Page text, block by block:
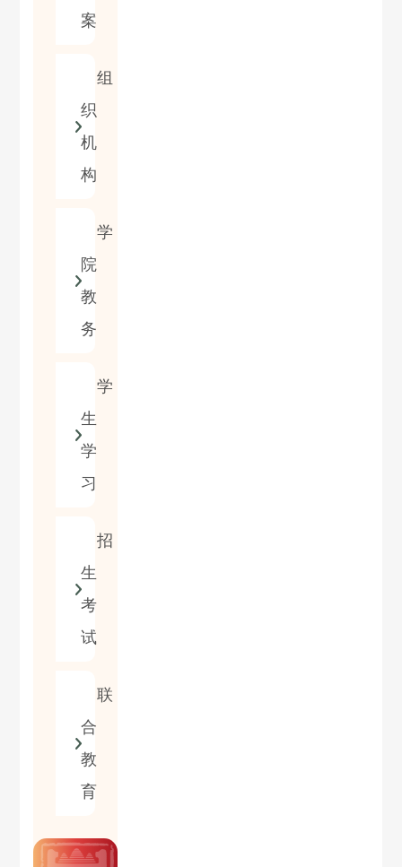
案
组
织
机
构
学
院
教
务
学
生
学
习
招
生
考
试
联
合
教
育